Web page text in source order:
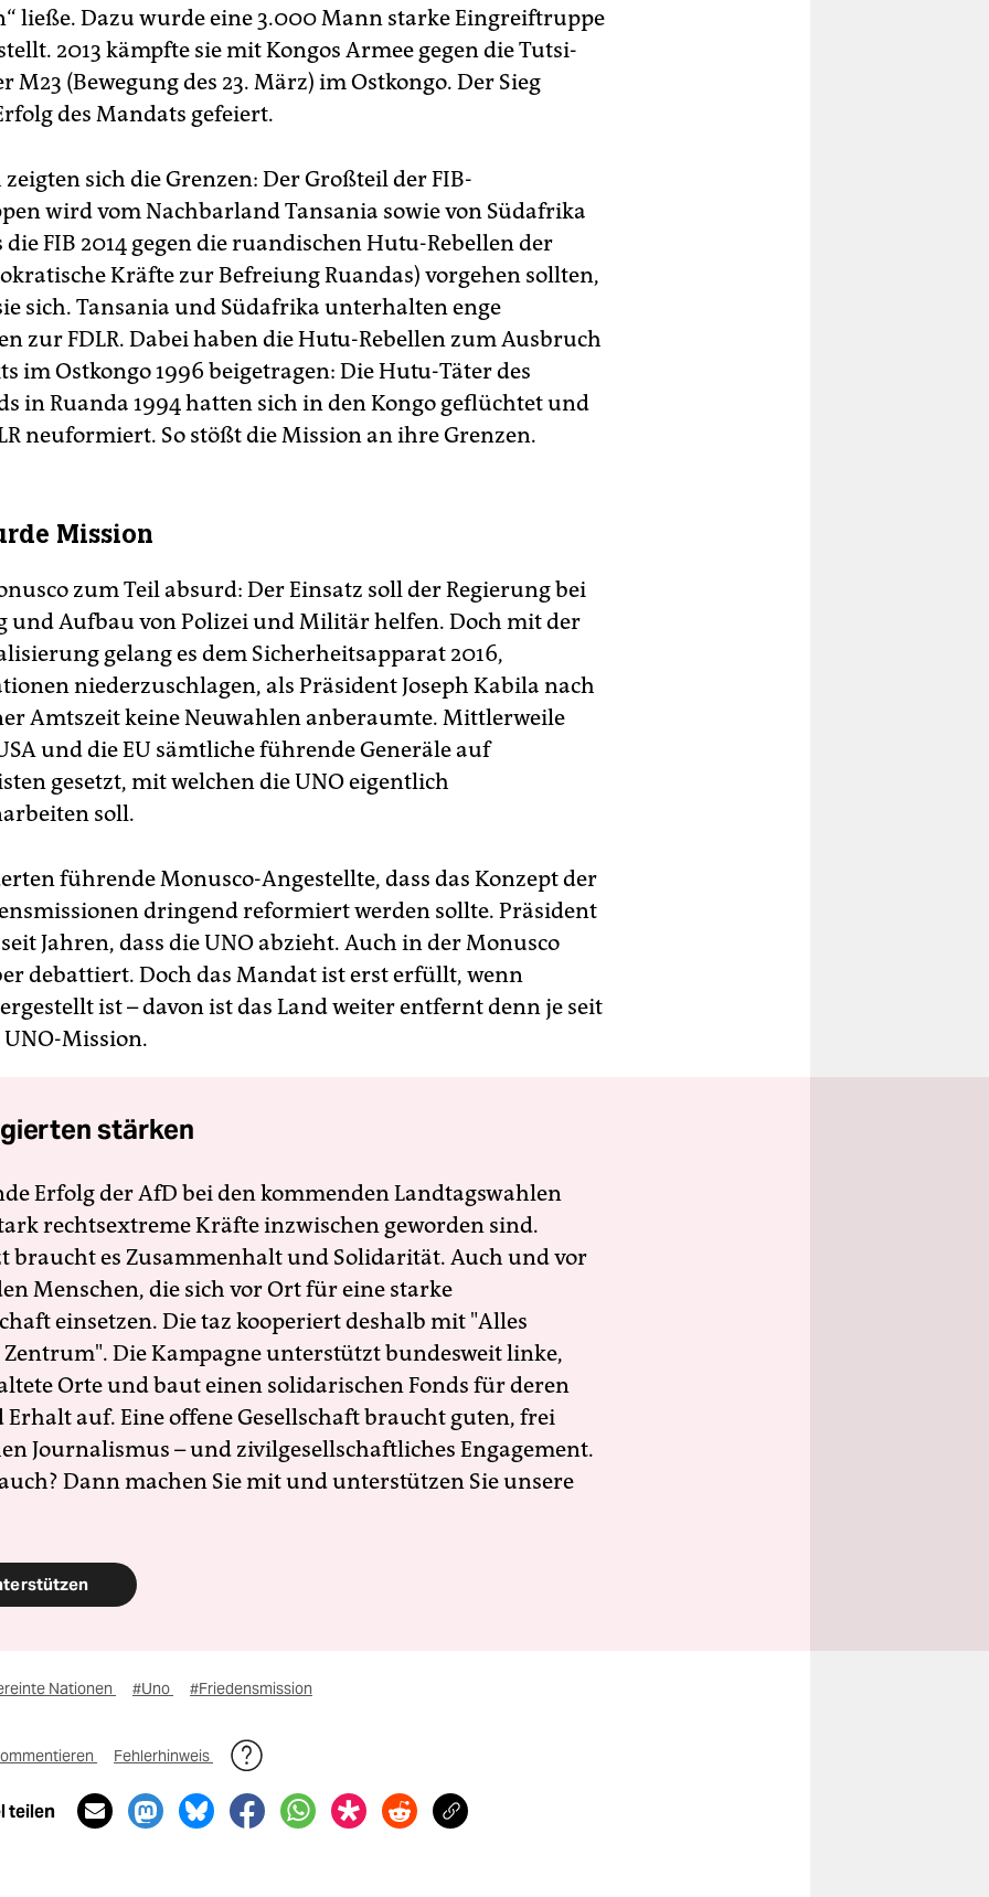
ließe. Dazu wurde eine 3.000 Mann starke Eingreiftruppe
2013 kämpfte sie mit Kongos Armee gegen die Tutsi-
M23 (Bewegung des 23. März) im Ostkongo. Der Sieg
des Mandats gefeiert.
zeigten sich die Grenzen: Der Großteil der FIB-
wird vom Nachbarland Tansania sowie von Südafrika
die FIB 2014 gegen die ruandischen Hutu-Rebellen der
Kräfte zur Befreiung Ruandas) vorgehen sollten,
sich. Tansania und Südafrika unterhalten enge
zur FDLR. Dabei haben die Hutu-Rebellen zum Ausbruch
im Ostkongo 1996 beigetragen: Die Hutu-Täter des
in Ruanda 1994 hatten sich in den Kongo geflüchtet und
neuformiert. So stößt die Mission an ihre Grenzen.
Mission
zum Teil absurd: Der Einsatz soll der Regierung bei
und Aufbau von Polizei und Militär helfen. Doch mit der
gelang es dem Sicherheitsapparat 2016,
niederzuschlagen, als Präsident Joseph Kabila nach
Amtszeit keine Neuwahlen anberaumte. Mittlerweile
und die EU sämtliche führende Generäle auf
gesetzt, mit welchen die UNO eigentlich
soll.
führende Monusco-Angestellte, dass das Konzept der
dringend reformiert werden sollte. Präsident
Jahren, dass die UNO abzieht. Auch in der Monusco
debattiert. Doch das Mandat ist erst erfüllt, wenn
ist – davon ist das Land weiter entfernt denn je seit
Mission.
stärken
Erfolg der AfD bei den kommenden Landtagswahlen
rechtsextreme Kräfte inzwischen geworden sind.
braucht es Zusammenhalt und Solidarität. Auch und vor
Menschen, die sich vor Ort für eine starke
einsetzen. Die taz kooperiert deshalb mit "Alles
Die Kampagne unterstützt bundesweit linke,
Orte und baut einen solidarischen Fonds für deren
Erhalt auf. Eine offene Gesellschaft braucht guten, frei
Journalismus – und zivilgesellschaftliches Engagement.
Dann machen Sie mit und unterstützen Sie unsere
Nationen #Uno #Friedensmission
Fehlerhinweis
teilen